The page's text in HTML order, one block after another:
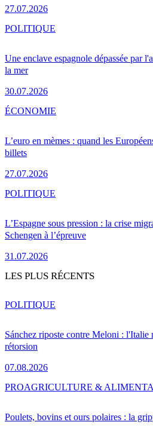
27.07.2026
Une enclave espagnole dépassée par
la mer
30.07.2026
POLITIQUE
L’euro en mèmes : quand les
billets
27.07.2026
ÉCONOMIE
L’Espagne sous pression : la crise
Schengen à l’épreuve
31.07.2026
POLITIQUE
LES PLUS RÉCENTS
Sánchez riposte contre Meloni : l'Italie
rétorsion
07.08.2026
POLITIQUE
Poulets, bovins et ours polaires : la
PROAGRICULTURE &